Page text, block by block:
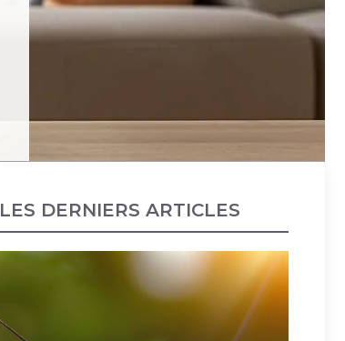
LES DERNIERS ARTICLES